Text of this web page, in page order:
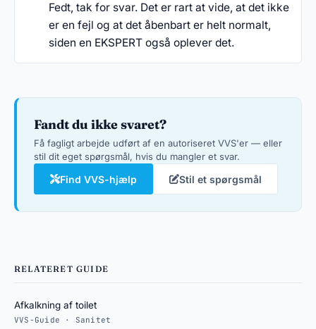
Fedt, tak for svar. Det er rart at vide, at det ikke
er en fejl og at det åbenbart er helt normalt,
siden en EKSPERT også oplever det.
Fandt du ikke svaret?
Få fagligt arbejde udført af en autoriseret VVS'er — eller
stil dit eget spørgsmål, hvis du mangler et svar.
Find VVS-hjælp Stil et spørgsmål
RELATERET GUIDE
Afkalkning af toilet
VVS-Guide · Sanitet